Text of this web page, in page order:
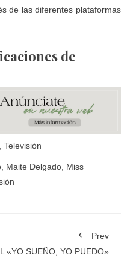
de las diferentes plataformas
de
, Televisión
, Maite Delgado, Miss
Prev
«YO SUEÑO, YO PUEDO»